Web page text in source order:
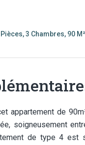
3 Chambres, 90
appartement de
soigneusement
de type 4 est